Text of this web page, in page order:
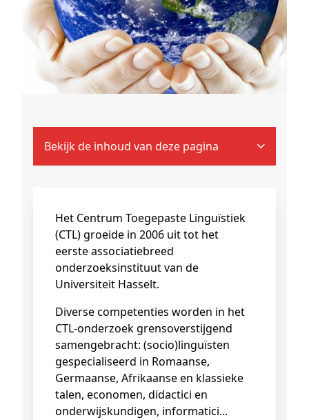
Bekijk de inhoud van deze pagina
Het Centrum Toegepaste Linguïstiek
(CTL) groeide in 2006 uit tot het
eerste associatiebreed
onderzoeksinstituut van de
Universiteit Hasselt.
Diverse competenties worden in het
CTL-onderzoek grensoverstijgend
samengebracht: (socio)linguïsten
gespecialiseerd in Romaanse,
Germaanse, Afrikaanse en klassieke
talen, economen, didactici en
onderwijskundigen, informatici...